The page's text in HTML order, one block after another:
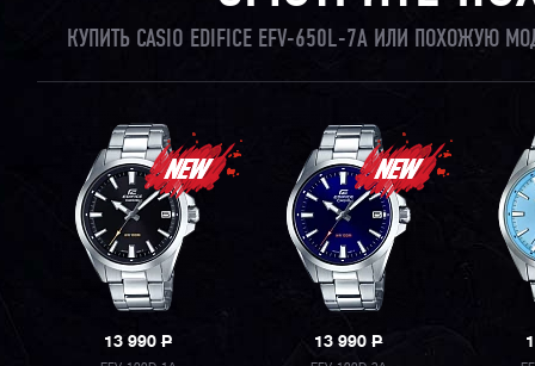
КУПИТЬ CASIO EDIFICE EFV-650L-7A ИЛИ ПОХОЖУЮ
13 990P 13 990P